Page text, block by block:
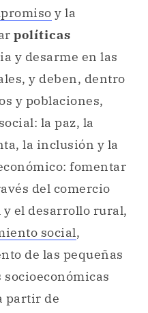
y la
políticas
y desarme en las
y deben, dentro
y poblaciones,
la paz, la
la inclusión y la
fomentar
del comercio
el desarrollo rural,
social,
de las pequeñas
partir de